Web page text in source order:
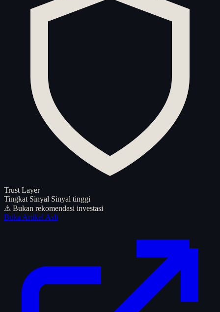
Trust Layer
Tingkat Sinyal Sinyal tinggi
⚠ Bukan rekomendasi investasi
Buka Artikel Asli